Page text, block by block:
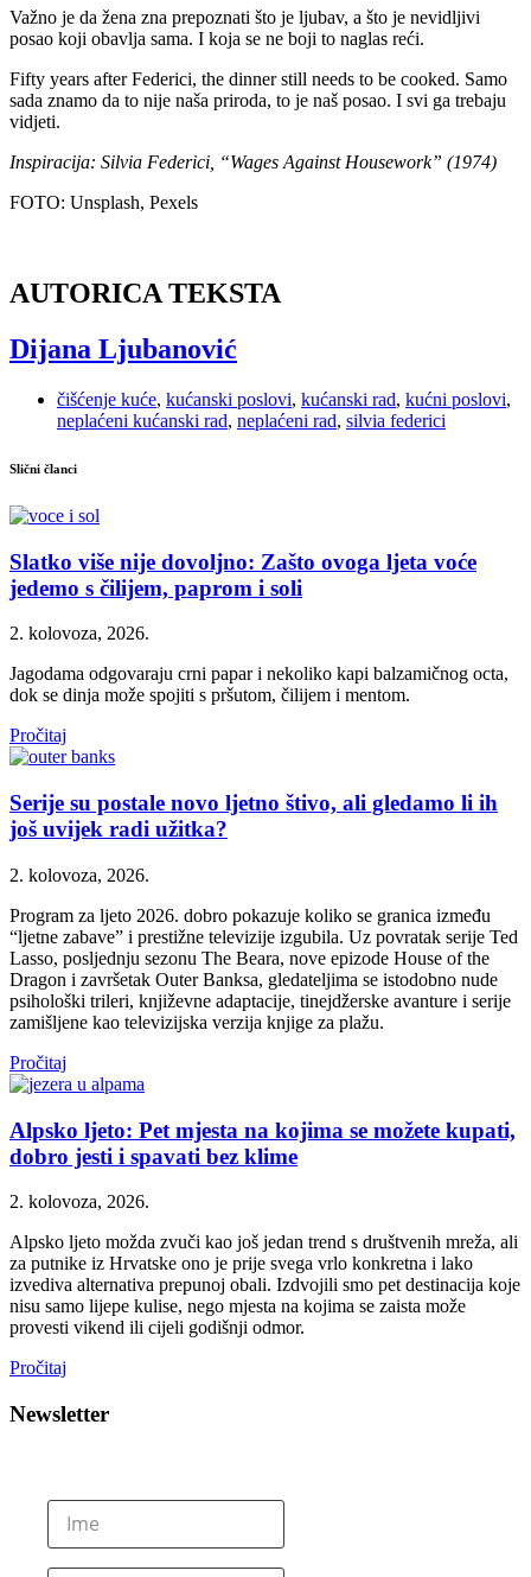
Važno je da žena zna prepoznati što je ljubav, a što je nevidljivi
posao koji obavlja sama. I koja se ne boji to naglas reći.
Fifty years after Federici, the dinner still needs to be cooked. Samo
sada znamo da to nije naša priroda, to je naš posao. I svi ga trebaju
vidjeti.
Inspiracija: Silvia Federici, “Wages Against Housework” (1974)
FOTO: Unsplash, Pexels
AUTORICA TEKSTA
Dijana Ljubanović
čišćenje kuće, kućanski poslovi, kućanski rad, kućni poslovi,
neplaćeni kućanski rad, neplaćeni rad, silvia federici
Slični članci
Slatko više nije dovoljno: Zašto ovoga ljeta voće
jedemo s čilijem, paprom i soli
2. kolovoza, 2026.
Jagodama odgovaraju crni papar i nekoliko kapi balzamičnog octa,
dok se dinja može spojiti s pršutom, čilijem i mentom.
Pročitaj
Serije su postale novo ljetno štivo, ali gledamo li ih
još uvijek radi užitka?
2. kolovoza, 2026.
Program za ljeto 2026. dobro pokazuje koliko se granica između
“ljetne zabave” i prestižne televizije izgubila. Uz povratak serije Ted
Lasso, posljednju sezonu The Beara, nove epizode House of the
Dragon i završetak Outer Banksa, gledateljima se istodobno nude
psihološki trileri, književne adaptacije, tinejdžerske avanture i serije
zamišljene kao televizijska verzija knjige za plažu.
Pročitaj
Alpsko ljeto: Pet mjesta na kojima se možete kupati,
dobro jesti i spavati bez klime
2. kolovoza, 2026.
Alpsko ljeto možda zvuči kao još jedan trend s društvenih mreža, ali
za putnike iz Hrvatske ono je prije svega vrlo konkretna i lako
izvediva alternativa prepunoj obali. Izdvojili smo pet destinacija koje
nisu samo lijepe kulise, nego mjesta na kojima se zaista može
provesti vikend ili cijeli godišnji odmor.
Pročitaj
Newsletter